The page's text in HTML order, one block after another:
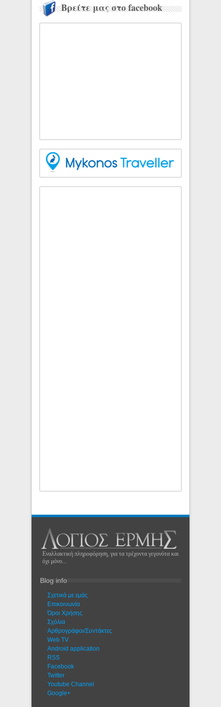
Βρείτε μας στο facebook
Εναλλακτική πληροφόρηση, για τα τρέχοντα γεγονότα και
όχι μόνο...
Blog info
Σχετικά με εμάς
Eπικοινωνία
Όροι Χρήσης
Σχόλια
Αρθρογράφοι/Συντάκτες
Web TV
Android application
RSS
Facebook
Twitter
Youtube Channel
Google+